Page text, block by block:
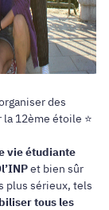
des
12ème étoile ⭐️
vie étudiante
et bien sûr
plus sérieux, tels
tous les